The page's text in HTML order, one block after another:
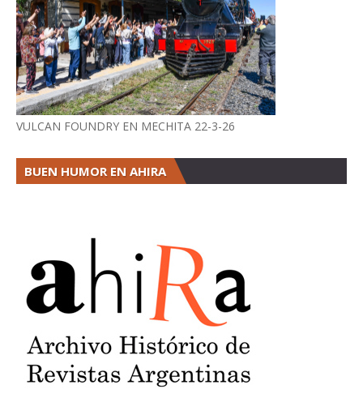
VULCAN FOUNDRY EN MECHITA 22-3-26
BUEN HUMOR EN AHIRA